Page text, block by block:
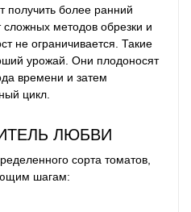
получить более ранний
методов обрезки и
не ограничивается. Такие
урожай. Они плодоносят
времени и затем
цикл.
ЛЮБВИ
сорта томатов,
шагам: